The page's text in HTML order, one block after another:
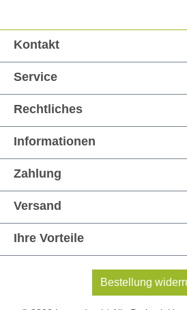
Kontakt
Service
Rechtliches
Informationen
Zahlung
Versand
Ihre Vorteile
Bestellung